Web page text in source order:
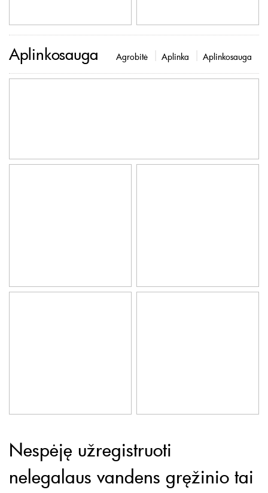
Aplinkosauga Agrobitė Aplinka Aplinkosauga
Nespėję užregistruoti
nelegalaus vandens gręžinio tai